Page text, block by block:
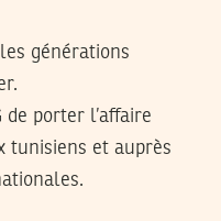
générations
de porter l’affaire
tunisiens et auprès